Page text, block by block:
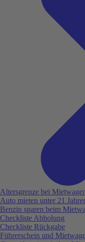
Altersgrenze bei
Auto mieten unter 21
Benzin sparen beim
Checkliste Abholung
Checkliste Rückgabe
Führerschein und